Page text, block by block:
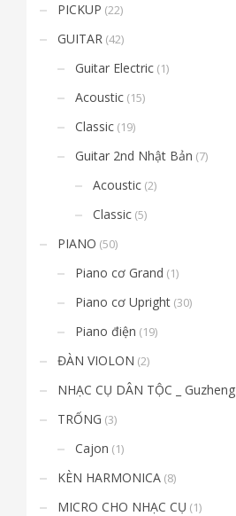
PICKUP (22)
GUITAR (42)
Guitar Electric (1)
Acoustic (15)
Classic (19)
Guitar 2nd Nhật Bản (7)
Acoustic (2)
Classic (5)
PIANO (50)
Piano cơ Grand (1)
Piano cơ Upright (30)
Piano điện (19)
ĐÀN VIOLON (2)
NHẠC CỤ DÂN TỘC _ Guzheng
TRỐNG (3)
Cajon (1)
KÈN HARMONICA (8)
MICRO CHO NHẠC CỤ (1)